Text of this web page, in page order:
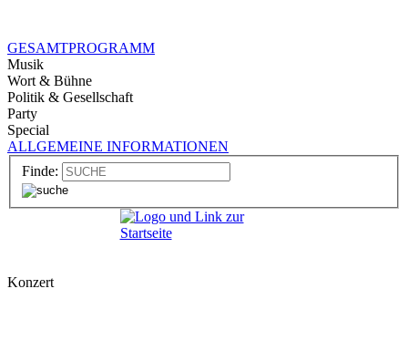
GESAMTPROGRAMM
Musik
Wort & Bühne
Politik & Gesellschaft
Party
Special
ALLGEMEINE INFORMATIONEN
Finde:
Konzert